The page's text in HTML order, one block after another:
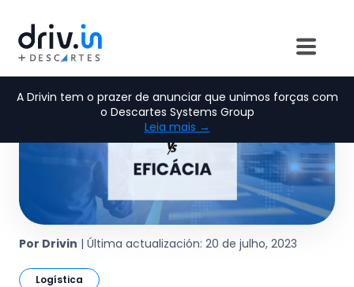
A Drivin tem o prazer de anunciar que unimos forças com
o Descartes Systems Group
Leia mais →
Por Drivin | Última actualización: 20 de julho, 2023
Logística